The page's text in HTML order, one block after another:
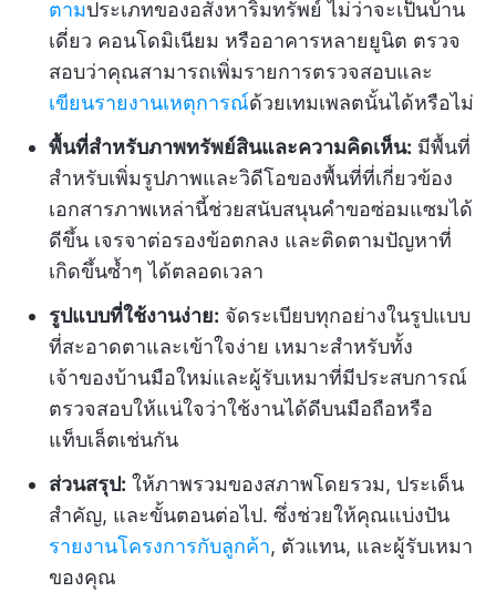
ตามประเภทของอสังหาริมทรัพย์ ไม่ว่าจะเป็นบ้าน
เดี่ยว คอนโดมิเนียม หรืออาคารหลายยูนิต ตรวจ
สอบว่าคุณสามารถเพิ่มรายการตรวจสอบและ
เขียนรายงานเหตุการณ์ด้วยเทมเพลตนั้นได้หรือไม่
พื้นที่สำหรับภาพทรัพย์สินและความคิดเห็น: มีพื้นที่
สำหรับเพิ่มรูปภาพและวิดีโอของพื้นที่ที่เกี่ยวข้อง
เอกสารภาพเหล่านี้ช่วยสนับสนุนคำขอซ่อมแซมได้
ดีขึ้น เจรจาต่อรองข้อตกลง และติดตามปัญหาที่
เกิดขึ้นซ้ำๆ ได้ตลอดเวลา
รูปแบบที่ใช้งานง่าย: จัดระเบียบทุกอย่างในรูปแบบ
ที่สะอาดตาและเข้าใจง่าย เหมาะสำหรับทั้ง
เจ้าของบ้านมือใหม่และผู้รับเหมาที่มีประสบการณ์
ตรวจสอบให้แน่ใจว่าใช้งานได้ดีบนมือถือหรือ
แท็บเล็ตเช่นกัน
ส่วนสรุป: ให้ภาพรวมของสภาพโดยรวม, ประเด็น
สำคัญ, และขั้นตอนต่อไป. ซึ่งช่วยให้คุณแบ่งปัน
รายงานโครงการกับลูกค้า, ตัวแทน, และผู้รับเหมา
ของคุณ